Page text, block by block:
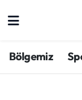
Bölgemiz
Spor
Trabzon